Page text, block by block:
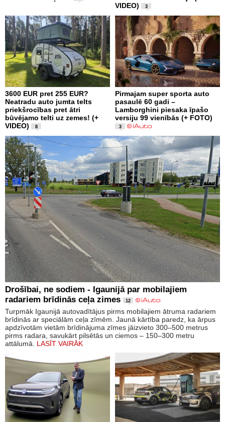
VIDEO)
3
3600 EUR pret 255 EUR?
Neatradu auto jumta telts
priekšrocības pret ātri
būvējamo telti uz zemes! (+
VIDEO)
8
Pirmajam super sporta auto
pasaulē 60 gadi –
Lamborghini piesaka īpašo
versiju 99 vienībās (+ FOTO)
3
Drošībai, ne sodiem - Igaunijā par mobilajiem
radariem brīdinās ceļa zimes
12
Turpmāk Igaunijā autovadītājus pirms mobilajiem ātruma radariem
brīdinās ar speciālām ceļa zīmēm. Jaunā kārtība paredz, ka ārpus
apdzīvotām vietām brīdinājuma zīmes jāizvieto 300–500 metrus
pirms radara, savukārt pilsētās un ciemos – 150–300 metru
attālumā. LASĪT VAIRĀK